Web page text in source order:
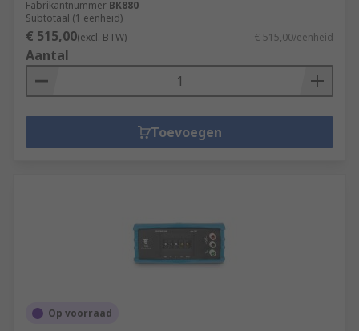
Fabrikantnummer BK880
Subtotaal (1 eenheid)
€ 515,00(excl. BTW) € 515,00/eenheid
Aantal
Toevoegen
Op voorraad